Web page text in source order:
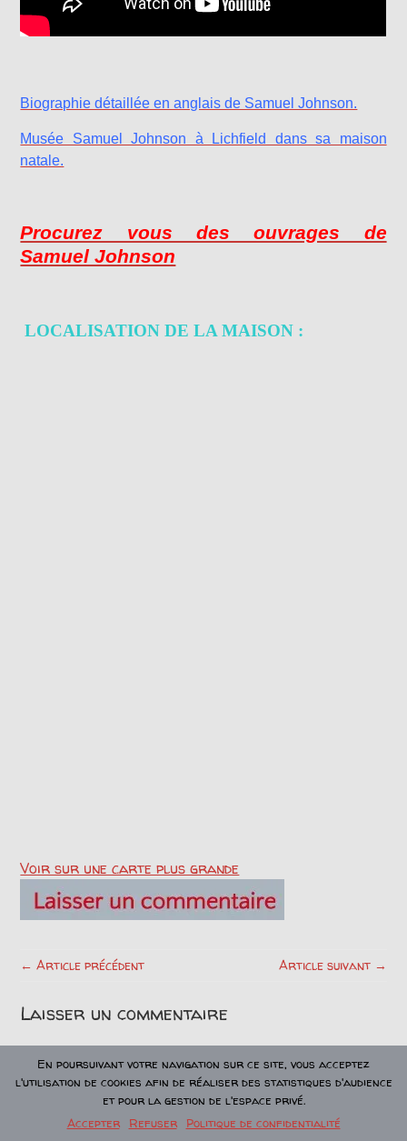
Biographie détaillée en anglais de Samuel Johnson.
Musée Samuel Johnson à Lichfield dans sa maison
natale.
Procurez vous des ouvrages de
Samuel Johnson
LOCALISATION DE LA MAISON :
Voir sur une carte plus grande
← Article précédent Article suivant →
Laisser un commentaire
En poursuivant votre navigation sur ce site, vous acceptez
l'utilisation de cookies afin de réaliser des statistiques d'audience
et pour la gestion de l'espace privé.
Accepter
Refuser Politique de confidentialité